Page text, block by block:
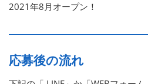
2021年8月オープン！
応募後の流れ